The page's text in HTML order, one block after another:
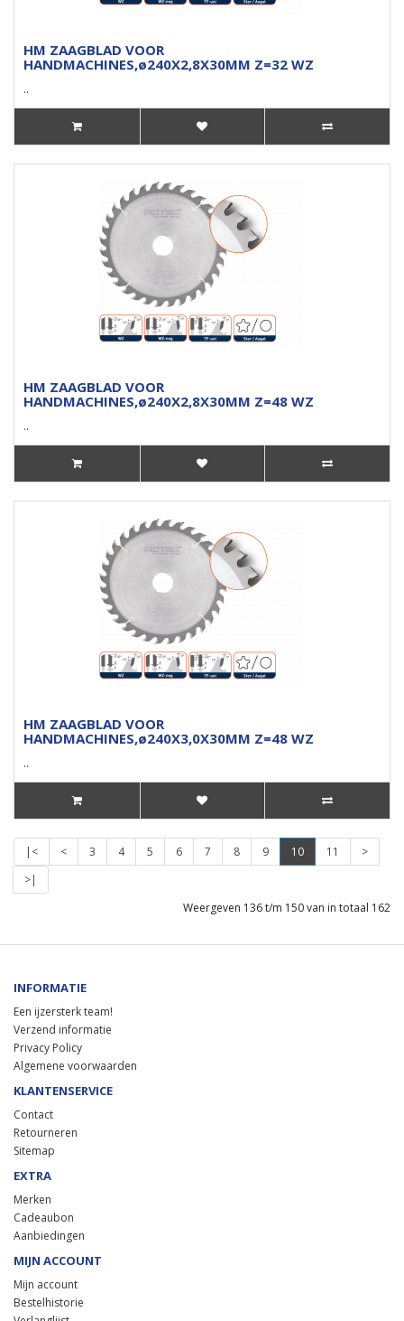
HM ZAAGBLAD VOOR
HANDMACHINES,ø240X2,8X30MM Z=32 WZ
..
HM ZAAGBLAD VOOR
HANDMACHINES,ø240X2,8X30MM Z=48 WZ
..
HM ZAAGBLAD VOOR
HANDMACHINES,ø240X3,0X30MM Z=48 WZ
..
|< < 3 4 5 6 7 8 9 10 11
>
>|
Weergeven 136 t/m 150 van in totaal 162
INFORMATIE
Een ijzersterk team!
Verzend informatie
Privacy Policy
Algemene voorwaarden
KLANTENSERVICE
Contact
Retourneren
Sitemap
EXTRA
Merken
Cadeaubon
Aanbiedingen
MIJN ACCOUNT
Mijn account
Bestelhistorie